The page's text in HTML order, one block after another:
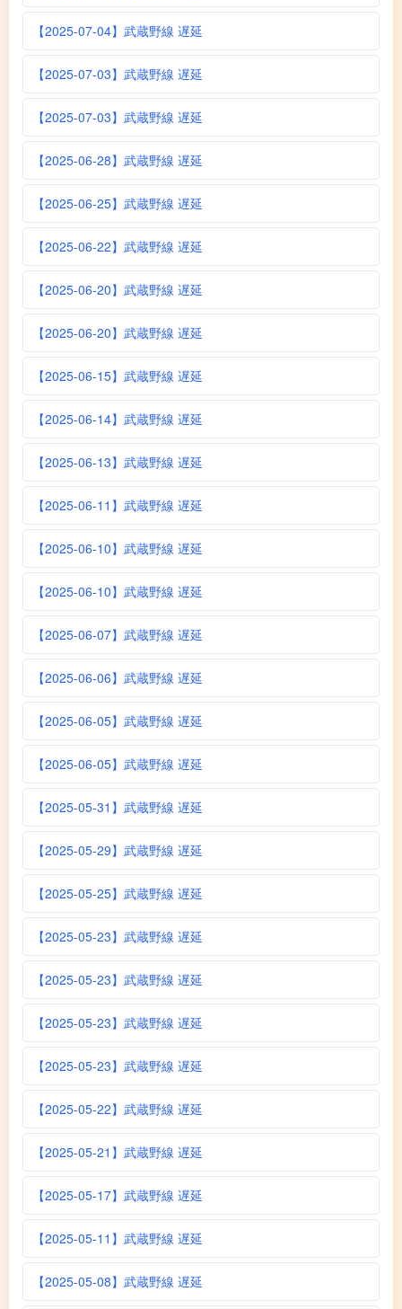
【2025-07-04】武蔵野線 遅延
【2025-07-03】武蔵野線 遅延
【2025-07-03】武蔵野線 遅延
【2025-06-28】武蔵野線 遅延
【2025-06-25】武蔵野線 遅延
【2025-06-22】武蔵野線 遅延
【2025-06-20】武蔵野線 遅延
【2025-06-20】武蔵野線 遅延
【2025-06-15】武蔵野線 遅延
【2025-06-14】武蔵野線 遅延
【2025-06-13】武蔵野線 遅延
【2025-06-11】武蔵野線 遅延
【2025-06-10】武蔵野線 遅延
【2025-06-10】武蔵野線 遅延
【2025-06-07】武蔵野線 遅延
【2025-06-06】武蔵野線 遅延
【2025-06-05】武蔵野線 遅延
【2025-06-05】武蔵野線 遅延
【2025-05-31】武蔵野線 遅延
【2025-05-29】武蔵野線 遅延
【2025-05-25】武蔵野線 遅延
【2025-05-23】武蔵野線 遅延
【2025-05-23】武蔵野線 遅延
【2025-05-23】武蔵野線 遅延
【2025-05-23】武蔵野線 遅延
【2025-05-22】武蔵野線 遅延
【2025-05-21】武蔵野線 遅延
【2025-05-17】武蔵野線 遅延
【2025-05-11】武蔵野線 遅延
【2025-05-08】武蔵野線 遅延